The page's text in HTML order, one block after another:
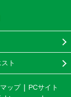
ト
ップ
PCサイト